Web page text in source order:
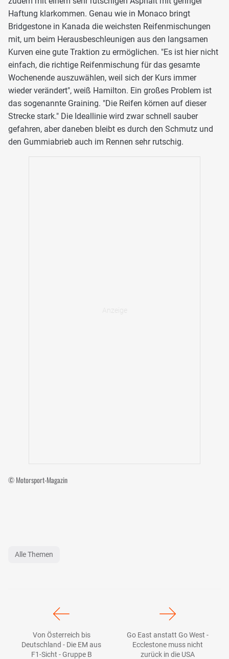
Haftung klarkommen. Genau wie in Monaco bringt
Bridgestone in Kanada die weichsten Reifenmischungen
mit, um beim Herausbeschleunigen aus den langsamen
Kurven eine gute Traktion zu ermöglichen. "Es ist hier nicht
einfach, die richtige Reifenmischung für das gesamte
Wochenende auszuwählen, weil sich der Kurs immer
wieder verändert", weiß Hamilton. Ein großes Problem ist
das sogenannte Graining. "Die Reifen körnen auf dieser
Strecke stark." Die Ideallinie wird zwar schnell sauber
gefahren, aber daneben bleibt es durch den Schmutz und
den Gummiabrieb auch im Rennen sehr rutschig.
© Motorsport-Magazin
Alle Themen
Von Österreich bis
Deutschland - Die EM aus
F1-Sicht - Gruppe B
Go East anstatt Go West -
Ecclestone muss nicht
zurück in die USA